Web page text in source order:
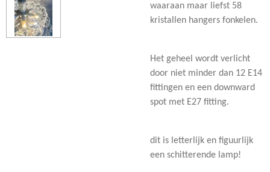
waaraan maar liefst 58
kristallen hangers fonkelen.
Het geheel wordt verlicht
door niet minder dan 12 E14
fittingen en een downward
spot met E27 fitting.
dit is letterlijk en figuurlijk
een schitterende lamp!